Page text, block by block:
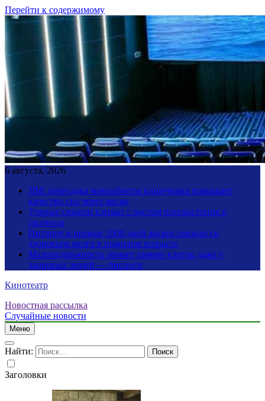
Перейти к содержимому
6 августа, 2026
JIM: пересадка микробиоты кишечника повышает
качество сна через месяц
Ученые связали климат с ростом плоскостопия и
сколиоза
Питание в первые 1000 дней жизни связали со
здоровьем мозга в пожилом возрасте
Малоподвижность ломает химию клеток даже у
здоровых людей — биологи
Кинотеатр
Новостная рассылка
Случайные новости
Меню
Найти:
Заголовки